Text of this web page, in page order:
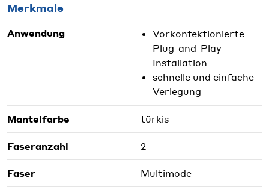
Merkmale
Anwendung
Vorkonfektionierte
Plug-and-Play
Installation
schnelle und einfache
Verlegung
Mantelfarbe türkis
Faseranzahl 2
Faser Multimode